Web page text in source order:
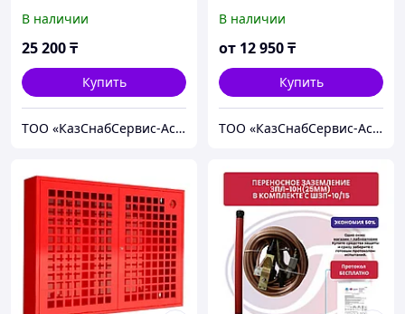
В наличии
25 200₸
Купить
ТОО «КазСнабСервис-Астана»
В наличии
от 12 950₸
Купить
ТОО «КазСнабСервис-Астана»